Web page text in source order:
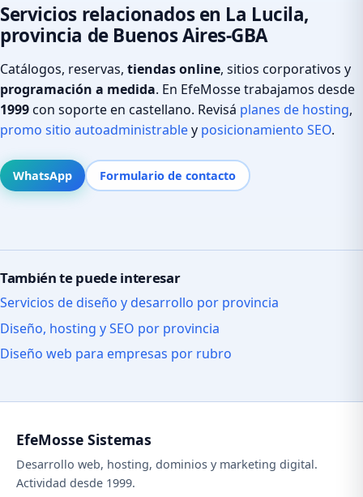
Servicios relacionados en La Lucila,
provincia de Buenos Aires-GBA
Catálogos, reservas, tiendas online, sitios corporativos y
programación a medida. En EfeMosse trabajamos desde
1999con soporte en castellano. Revisá planes de hosting,
promo sitio autoadministrabley posicionamiento SEO.
WhatsApp Formulario de contacto
También te puede interesar
Servicios de diseño y desarrollo por provincia
Diseño, hosting y SEO por provincia
Diseño web para empresas por rubro
EfeMosse Sistemas
Desarrollo web, hosting, dominios y marketing digital.
Actividad desde 1999.